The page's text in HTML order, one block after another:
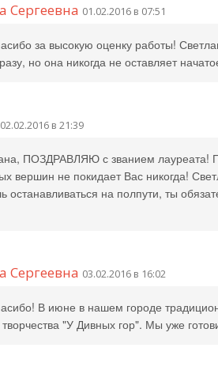
Сергеевна 01.02.2016 в 07:51
за высокую оценку работы!
но она никогда не оставляет
02.02.2016 в 21:39
ПОЗДРАВЛЯЮ с званием лауреата!
вершин не покидает Вас никогда!
останавливаться на полпути, ты
Сергеевна 03.02.2016 в 16:02
В июне в нашем городе
творчества "У Дивных гор". Мы уже